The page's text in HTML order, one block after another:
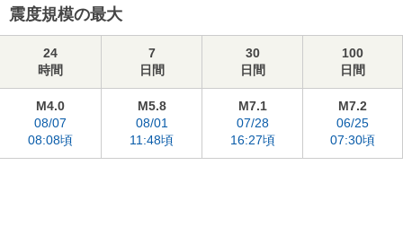
震度規模の最大
24
時間
7
日間
30
日間
100
日間
M4.0
08/07
08:08頃
M5.8
08/01
11:48頃
M7.1
07/28
16:27頃
M7.2
06/25
07:30頃